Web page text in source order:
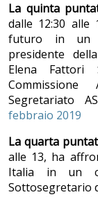
La quinta
dalle 12:30
futuro in un
presidente
Elena Fattori
Segretariato
febbraio 2019
La quarta
alle 13, ha
Italia in un
Sottosegretario